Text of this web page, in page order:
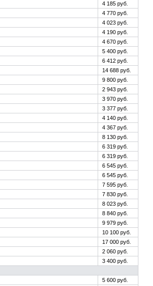
4 185 руб.
4 770 руб.
4 023 руб.
4 190 руб.
4 670 руб.
5 400 руб.
6 412 руб.
14 688 руб.
9 800 руб.
2 943 руб.
3 970 руб.
3 377 руб.
4 140 руб.
4 367 руб.
8 130 руб.
6 319 руб.
6 319 руб.
6 545 руб.
6 545 руб.
7 595 руб.
7 830 руб.
8 023 руб.
8 840 руб.
9 979 руб.
10 100 руб.
17 000 руб.
2 060 руб.
3 400 руб.
5 600 руб.